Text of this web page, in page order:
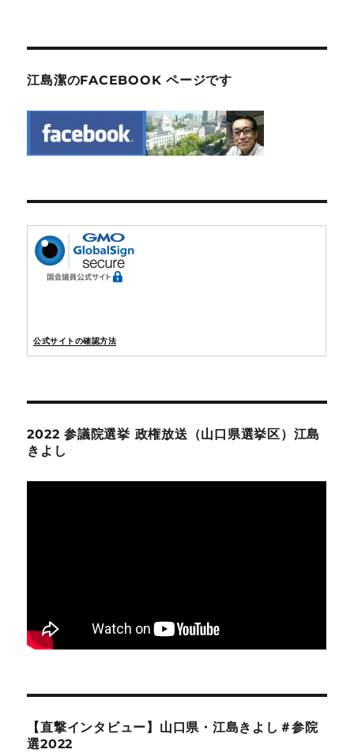
江島潔のFACEBOOK ページです
公式サイトの確認方法
2022 参議院選挙 政権放送（山口県選挙区）江島
きよし
【直撃インタビュー】山口県・江島きよし＃参院
選2022